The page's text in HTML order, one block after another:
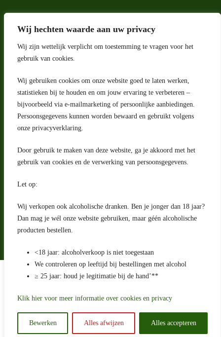
Wij hechten waarde aan uw privacy
Wij zijn wettelijk verplicht om toestemming te vragen voor het
gebruik van cookies.
Wij gebruiken cookies om onze website goed te laten werken,
statistieken bij te houden en om jouw ervaring te verbeteren –
bijvoorbeeld via e-mailmarketing of persoonlijke aanbiedingen.
Persoonsgegevens kunnen worden bewaard en gebruikt volgens
onze privacyverklaring.
Door gebruik te maken van deze website, ga je akkoord met het
gebruik van cookies en de verwerking van persoonsgegevens.
Let op:
Wij verkopen ook alcoholische dranken. Ben je jonger dan 18 jaar?
Dan mag je wél onze website gebruiken, maar géén alcoholische
producten bestellen.
<18 jaar: alcoholverkoop is niet toegestaan
We controleren op leeftijd bij bestellingen met alcohol
≥ 25 jaar: houd je legitimatie bij de hand’**
Klik hier voor meer informatie over cookies en privacy
Bewerken Alles afwijzen Alles accepteren
Adres
Riga 4 E
2993 LW Barendrecht
Nederland
Contact
klantenservice@portugeseproducten.nl
Facebook
Herroepingsrecht
Bij bezorging van alcoholhoudende dranken voert de bezorger
Algemene voorwaarden
Betaling en levering